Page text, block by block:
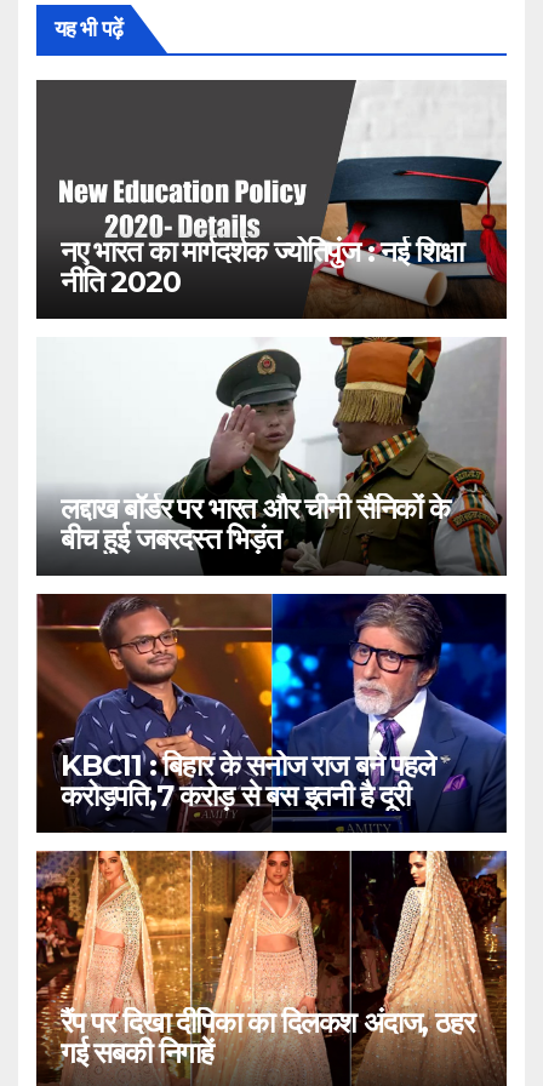
यह भी पढ़ें
नए भारत का मार्गदर्शक ज्योतिपुंज : नई शिक्षा
नीति 2020
लद्दाख बॉर्डर पर भारत और चीनी सैनिकों के
बीच हुई जबरदस्त भिड़ंत
KBC11 : बिहार के सनोज राज बने पहले
करोड़पति,7 करोड़ से बस इतनी है दूरी
रैंप पर दिखा दीपिका का दिलकश अंदाज, ठहर
गई सबकी निगाहें